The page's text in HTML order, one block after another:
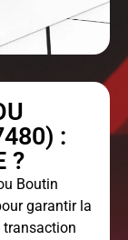
:
?
Boutin
garantir la
transaction